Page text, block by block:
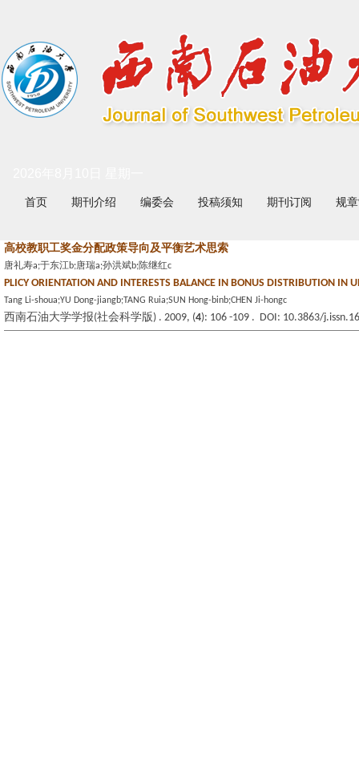
首页 期刊介绍 编委会 投稿须知 期刊订阅 规
高校教职工奖金分配政策导向及平衡艺术思索
唐礼寿a;于东江b;唐瑞a;孙洪斌b;陈继红c
PLICY ORIENTATION AND INTERESTS BALANCE IN BONUS DISTRIBUTION IN
Tang Li-shoua;YU Dong-jiangb;TANG Ruia;SUN Hong-binb;CHEN Ji-hongc
西南石油大学学报(社会科学版) . 2009, (4): 106 -109 . DOI: 10.3863/